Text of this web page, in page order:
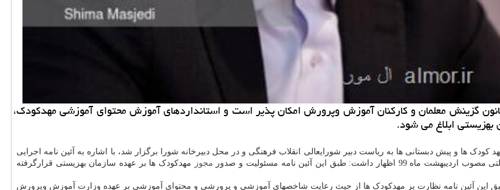
گزینش معلمان و كاركنان آموزش وپرورش امكان پذیر است و استانداردهای آموزش محتوای آموزشی مهدكودك،
ابلاغ می شود.
ها و پیش دبستانی ها به ریاست دبیر شورایعالی انقلاب فرهنگی و در محل دبیرخانه شورا برگزار شد، با اشاره به آئین نامه اجرایی
مجوز
مهدکودک ها بر عهده سازمان بهزیستی قرارگرفته
این آئین نامه نظارت بر مهدکودک ها از حیث رعایت شاخصهای آموزشی و پرورشی و محتوای آموزشی بر عهده وزارت آموزش وپرورش